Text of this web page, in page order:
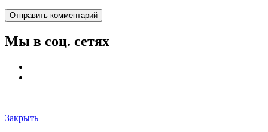
Мы в соц. сетях
Закрыть